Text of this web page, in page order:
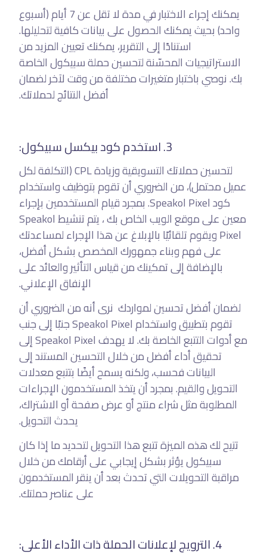
يمكنك إجراء الاختبار في مدة لا تقل عن 7 أيام (أسبوع
واحد) بحيث يمكنك الحصول على بيانات كافية لتحليلها.
استنادًا إلى التقرير، يمكنك تعيين المزيد من
الاستراتيجيات المحسّنة لتحسين حملة سبيكول الخاصة
بك. نوصي باختبار متغيرات مختلفة من وقت لآخر لضمان
أفضل النتائج لحملاتك.
3. استخدم كود بيكسل سبيكول:
لتحسين حملاتك التسويقية وزيادة CPL (التكلفة لكل
عميل محتمل)، من الضروري أن تقوم بتوظيف واستخدام
كود Speakol Pixel. بمجرد قيام المستخدمين بإجراء
معين على موقع الويب الخاص بك ، يتم تنشيط Speakol
Pixel ويقوم تلقائيًا بالإبلاغ عن هذا الإجراء لمساعدتك
على فهم وبناء جمهورك المخصص بشكل أفضل،
بالإضافة إلى تمكينك من قياس التأثير والعائد على
الإنفاق الإعلاني.
لضمان أفضل تحسين لمواردك نرى أنه من الضروري أن
تقوم بتطبيق واستخدام Speakol Pixel جنبًا إلى جنب
مع أدوات التتبع الخاصة بك. لا يهدف Speakol Pixel إلى
تحقيق أداء أفضل من خلال التحسين المستند إلى
البيانات فحسب، ولكنه يسمح أيضًا بتتبع معدلات
التحويل والقيم. بمجرد أن يتخذ المستخدمون الإجراءات
المطلوبة مثل شراء منتج أو عرض صفحة أو الاشتراك،
يحدث التحويل.
تتيح لك هذه الميزة تتبع هذا التحويل لتحديد ما إذا كان
سبيكول يؤثر بشكل إيجابي على أرقامك من خلال
مراقبة التحويلات التي تحدث بعد أن ينقر المستخدمون
على عناصر حملتك.
4. الترويج لإعلانات الحملة ذات الأداء الأعلى: